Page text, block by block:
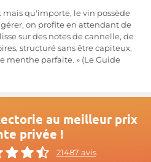
mais qu'importe, le vin possède
on profite en attendant de
sur des notes de cannelle, de
structuré sans être capiteux,
menthe parfaite. » (Le Guide
au meilleur prix
privée !
21487 avis